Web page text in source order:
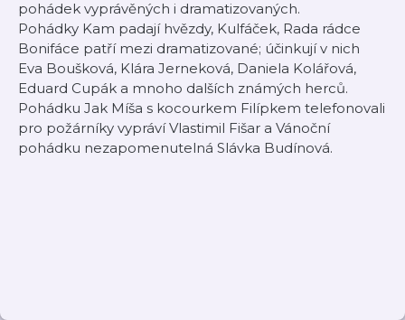
pohádek vyprávěných i dramatizovaných.
Pohádky Kam padají hvězdy, Kulfáček, Rada rádce
Bonifáce patří mezi dramatizované; účinkují v nich
Eva Boušková, Klára Jerneková, Daniela Kolářová,
Eduard Cupák a mnoho dalších známých herců.
Pohádku Jak Míša s kocourkem Filípkem telefonovali
pro požárníky vypráví Vlastimil Fišar a Vánoční
pohádku nezapomenutelná Slávka Budínová.